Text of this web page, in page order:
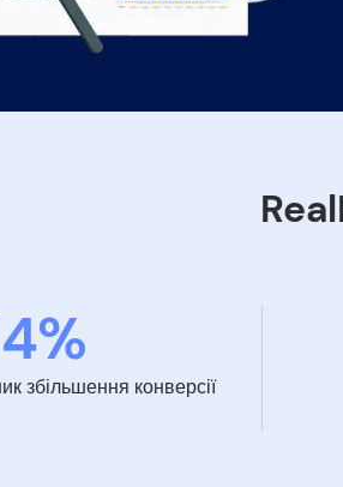
збільшення конверсії